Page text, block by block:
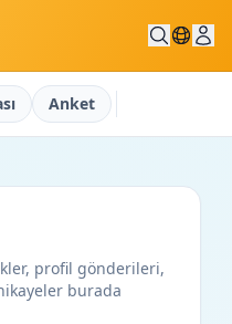
Anket
profil gönderileri,
burada